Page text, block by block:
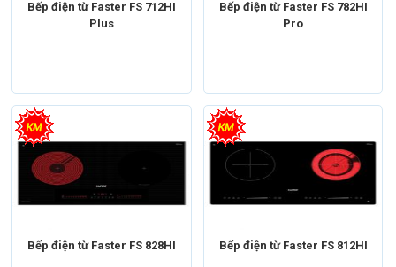
Bếp điện từ Faster FS 712HI
Plus
Bếp điện từ Faster FS 782HI
Pro
Bếp điện từ Faster FS 828HI Bếp điện từ Faster FS 812HI